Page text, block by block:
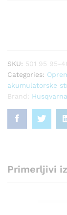
SKU: 501 95 95-
Categories:
akumulatorske
Brand: Husqvarna
Primerljivi